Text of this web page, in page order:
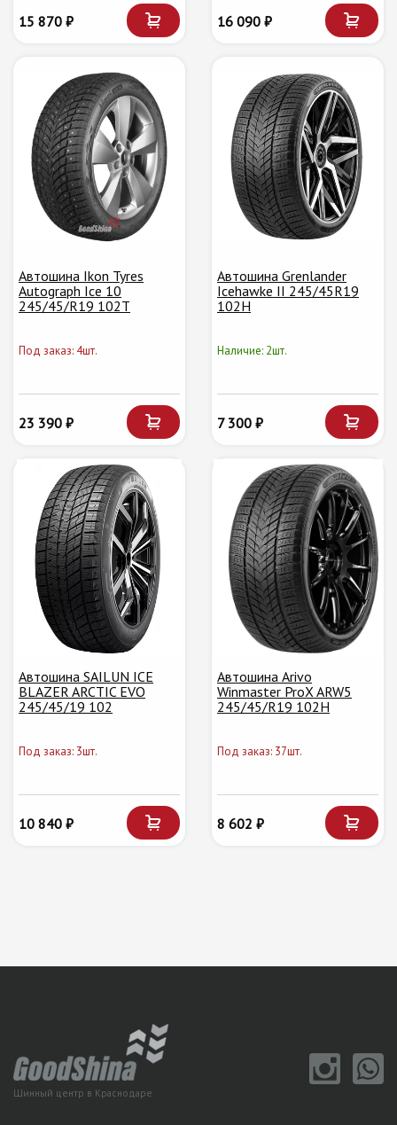
15 870 ₽ 16 090 ₽
Автошина Ikon Tyres
Autograph Ice 10
245/45/R19 102T
Под заказ: 4шт.
23 390 ₽
Автошина Grenlander
Icehawke II 245/45R19
102H
Наличие: 2шт.
7 300 ₽
Автошина SAILUN ICE
BLAZER ARCTIC EVO
245/45/19 102
Под заказ: 3шт.
10 840 ₽
Автошина Arivo
Winmaster ProX ARW5
245/45/R19 102H
Под заказ: 37шт.
8 602 ₽
Шинный центр в Краснодаре